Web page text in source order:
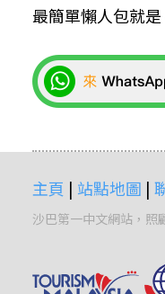
最簡單懶人包就
主頁 | 站點地圖 |
沙巴第一中文網站，照